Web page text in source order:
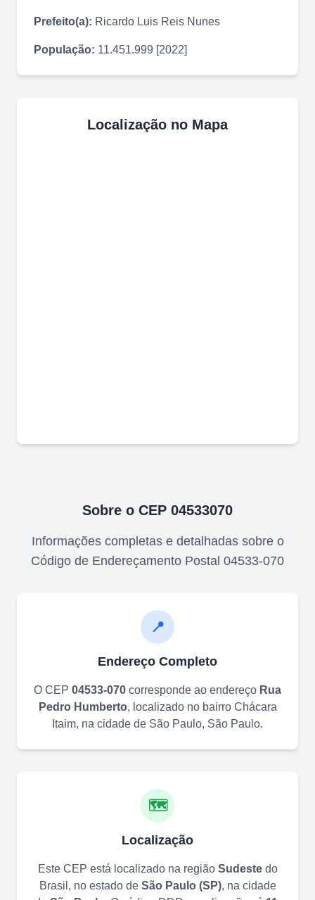
Prefeito(a): Ricardo Luis Reis Nunes
População: 11.451.999 [2022]
Localização no Mapa
Sobre o CEP 04533070
Informações completas e detalhadas sobre o
Código de Endereçamento Postal 04533-070
📍
Endereço Completo
O CEP 04533-070 corresponde ao endereço Rua
Pedro Humberto, localizado no bairro Chácara
Itaim, na cidade de São Paulo, São Paulo.
🗺️
Localização
Este CEP está localizado na região Sudestedo
Brasil, no estado de São Paulo(SP), na cidade